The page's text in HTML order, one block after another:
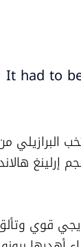
It had to